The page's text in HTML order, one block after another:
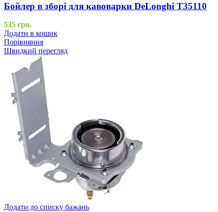
Бойлер в зборі для кавоварки DeLonghi T35110
535 грн.
Додати в кошик
Порівняння
Швидкий перегляд
Додати до списку бажань